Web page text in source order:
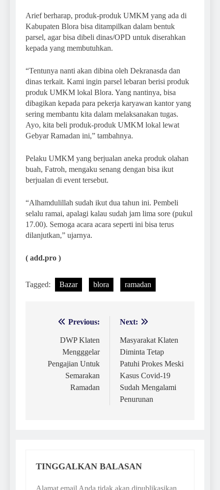
Arief berharap, produk-produk UMKM yang ada di
Kabupaten Blora bisa ditampilkan dalam bentuk
parsel, agar bisa dibeli dinas/OPD untuk diserahkan
kepada yang membutuhkan.
“Tentunya nanti akan dibina oleh Dekranasda dan
dinas terkait. Kami ingin parsel lebaran berisi produk
produk UMKM lokal Blora. Yang nantinya, bisa
dibagikan kepada para pekerja karyawan kantor yang
sering membantu kita dalam melaksanakan tugas.
Ayo, kita beli produk-produk UMKM lokal lewat
Gebyar Ramadan ini,” tambahnya.
Pelaku UMKM yang berjualan aneka produk olahan
buah, Fatroh, mengaku senang dengan bisa ikut
berjualan di event tersebut.
“Alhamdulillah sudah ikut dua tahun ini. Pembeli
selalu ramai, apalagi kalau sudah jam lima sore (pukul
17.00). Semoga acara acara seperti ini bisa terus
dilanjutkan,” ujarnya.
( add.pro )
Tagged: Bazar blora ramadan
NavigasiPrevious:
DWP Klaten
Mengggelar
Pengajian Untuk
Semarakan
Ramadan
Next:
Masyarakat Klaten
Diminta Tetap
Patuhi Prokes Meski
Kasus Covid-19
Sudah Mengalami
Penurunan
TINGGALKAN BALASAN
Alamat email Anda tidak akan dipublikasikan.